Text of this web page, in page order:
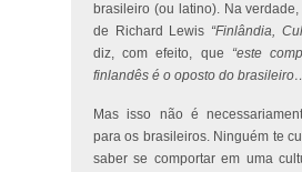
brasileiro (ou latino). Na
de Richard Lewis “Finlândia,
diz, com efeito, que “este
finlandês é o oposto do
Mas isso não é
para os brasileiros. Ninguém te
saber se comportar em uma